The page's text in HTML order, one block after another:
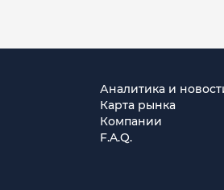
Аналитика и
Карта рынка
Компании
F.A.Q.